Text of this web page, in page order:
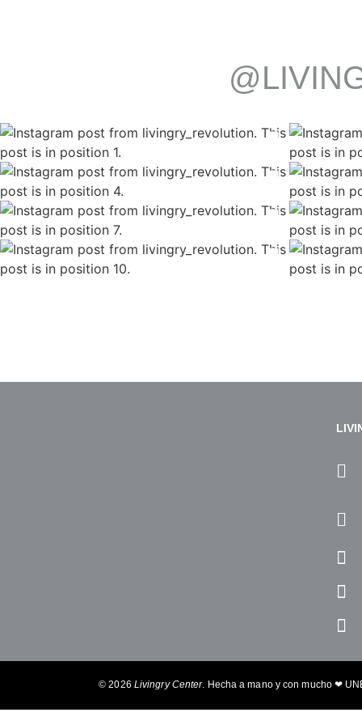
© 2026 Livingry Center. Hecha a mano y con mucho ❤